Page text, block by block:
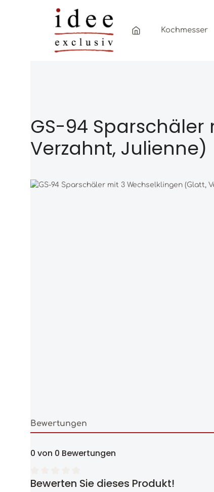
Zum Hauptinhalt springen
Zur Hauptnavigation springen
Kochmesser
GS-94
Verzahnt, Julienne)
Bildergalerie überspringen
Bewertungen
0 von 0 Bewertungen
Durchschnittliche Bewertung von 0 von 5 Sternen
Bewerten Sie dieses Produkt!